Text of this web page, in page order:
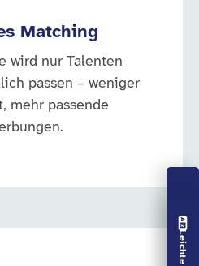
Vorlesen aus
Matching
wird nur Talenten
passen – weniger
mehr passende